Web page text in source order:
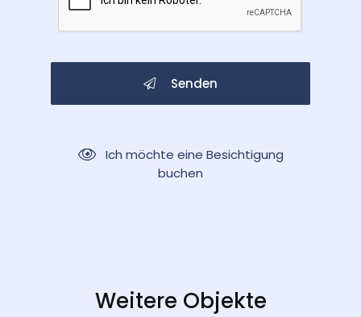
Senden
Ich möchte eine Besichtigung
buchen
Weitere Objekte